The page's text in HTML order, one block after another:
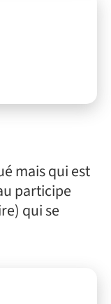
mais qui est
participe
qui se